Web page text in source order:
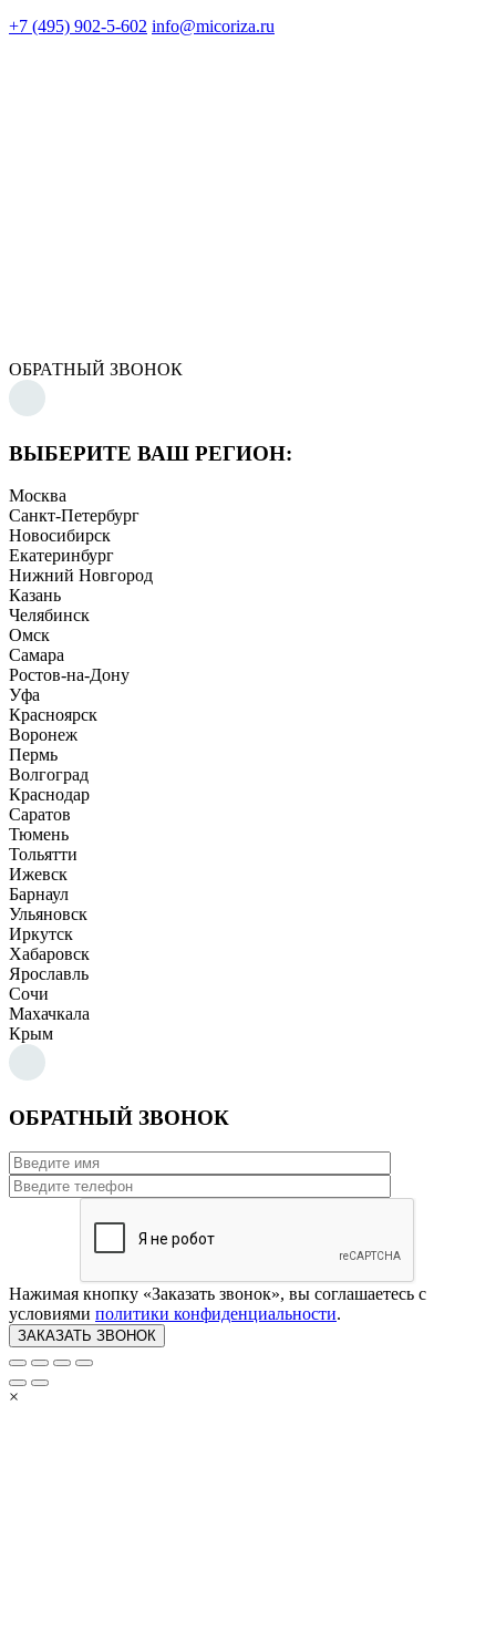
+7 (495) 902-5-602 info@micoriza.ru
ОБРАТНЫЙ ЗВОНОК
ВЫБЕРИТЕ ВАШ РЕГИОН:
Москва
Санкт-Петербург
Новосибирск
Екатеринбург
Нижний Новгород
Казань
Челябинск
Омск
Самара
Ростов-на-Дону
Уфа
Красноярск
Воронеж
Пермь
Волгоград
Краснодар
Саратов
Тюмень
Тольятти
Ижевск
Барнаул
Ульяновск
Иркутск
Хабаровск
Ярославль
Сочи
Махачкала
Крым
ОБРАТНЫЙ ЗВОНОК
Нажимая кнопку «Заказать звонок», вы соглашаетесь с
условиями политики конфиденциальности.
×